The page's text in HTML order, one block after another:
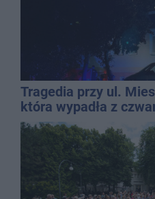
Tragedia przy ul.
która wypadła z